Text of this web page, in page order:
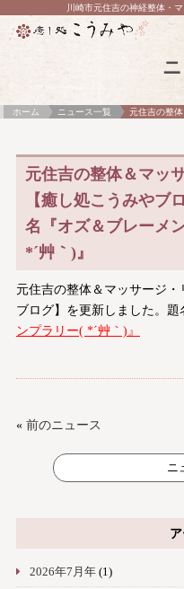
川崎市元住吉の神経整体・
ホーム ニュース一覧 元住吉の整
元住吉の整体＆マッ
【癒し処こうみやブ
名『オズ＆ブレーメ
*´艸｀)』
元住吉の整体＆マッサージ
ブログ】を更新しました。題
ンプラリー( *´艸｀)』
« 前のニュース
ニ
2026年7月年(1)